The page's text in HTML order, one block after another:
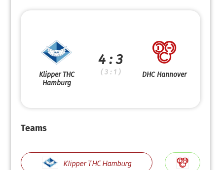
Klipper THC
Hamburg
4 : 3
( 3 : 1 ) DHC Hannover
Teams
Klipper THC Hamburg